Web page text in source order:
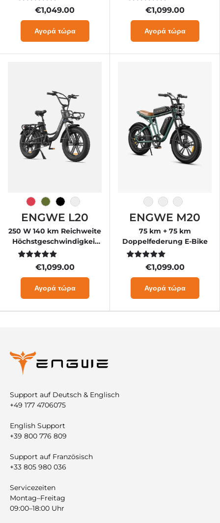
€1,049.00
Αγορά τώρα
€1,099.00
Αγορά τώρα
Flamingorosa Rosa
Avocado Grün
Onyx Schwarz
Χιονάτη
ENGWE L20
250 W 140 km Reichweite
Höchstgeschwindigkeit
25 km/h Step-Thru-E-Bike
€1,099.00
Αγορά τώρα
άσπροΜαύροςΠράσινος
ENGWE M20
75 km + 75 km
Doppelfederung E-Bike
€1,099.00
Αγορά τώρα
Support auf Deutsch & Englisch
+49 177 4706075
English Support
+39 800 776 809
Support auf Französisch
+33 805 980 036
Servicezeiten
Montag–Freitag
09:00–18:00 Uhr